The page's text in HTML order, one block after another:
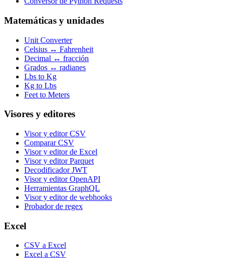
Matemáticas y unidades
Unit Converter
Celsius ↔ Fahrenheit
Decimal ↔ fracción
Grados ↔ radianes
Lbs to Kg
Kg to Lbs
Feet to Meters
Visores y editores
Visor y editor CSV
Comparar CSV
Visor y editor de Excel
Visor y editor Parquet
Decodificador JWT
Visor y editor OpenAPI
Herramientas GraphQL
Visor y editor de webhooks
Probador de regex
Excel
CSV a Excel
Excel a CSV